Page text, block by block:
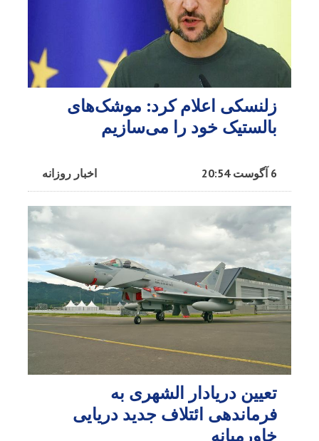
زلنسکی اعلام کرد: موشک‌های
بالستیک خود را می‌سازیم
اخبار روزانه 6 آگوست 20:54
تعیین دریادار الشهری به
فرماندهی ائتلاف جدید دریایی
خاورمیانه